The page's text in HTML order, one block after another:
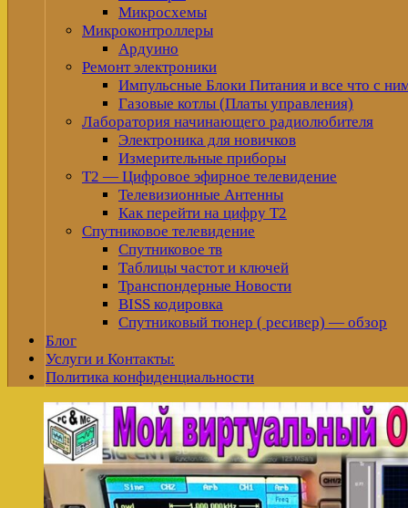
Микросхемы
Микроконтроллеры
Ардуино
Ремонт электроники
Импульсные Блоки Питания и все что с
Газовые котлы (Платы управления)
Лаборатория начинающего радиолюбителя
Электроника для новичков
Измерительные приборы
Т2 — Цифровое эфирное телевидение
Телевизионные Антенны
Как перейти на цифру Т2
Спутниковое телевидение
Спутниковое тв
Таблицы частот и ключей
Транспондерные Новости
BISS кодировка
Спутниковый тюнер ( ресивер) — обзор
Блог
Услуги и Контакты:
Политика конфиденциальности